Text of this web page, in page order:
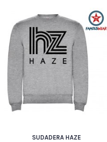
SUDADERA HAZE